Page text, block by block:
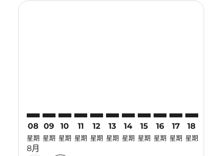
08
星期
8月
09
星期
10
星期
11
星期
12
星期
13
星期
14
星期
15
星期
16
星期
17
星期
18
星期